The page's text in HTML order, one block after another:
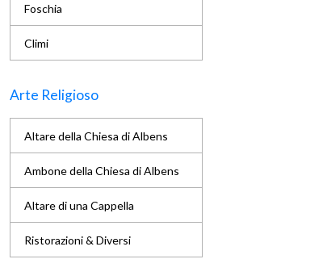
Foschia
Climi
Arte Religioso
Altare della Chiesa di Albens
Ambone della Chiesa di Albens
Altare di una Cappella
Ristorazioni & Diversi